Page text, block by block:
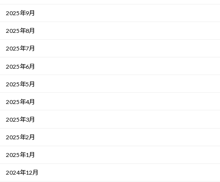
2025年9月
2025年8月
2025年7月
2025年6月
2025年5月
2025年4月
2025年3月
2025年2月
2025年1月
2024年12月